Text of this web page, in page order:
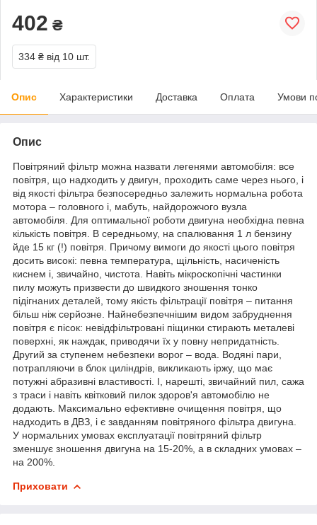
402 ₴
334 ₴ від 10 шт.
Опис Характеристики Доставка Оплата Умови
Опис
Повітряний фільтр можна назвати легенями автомобіля: все
повітря, що надходить у двигун, проходить саме через нього, і
від якості фільтра безпосередньо залежить нормальна робота
мотора – головного і, мабуть, найдорожчого вузла
автомобіля. Для оптимальної роботи двигуна необхідна певна
кількість повітря. В середньому, на спалювання 1 л бензину
йде 15 кг (!) повітря. Причому вимоги до якості цього повітря
досить високі: певна температура, щільність, насиченість
киснем і, звичайно, чистота. Навіть мікроскопічні частинки
пилу можуть призвести до швидкого зношення тонко
підігнаних деталей, тому якість фільтрації повітря – питання
більш ніж серйозне. Найнебезпечнішим видом забруднення
повітря є пісок: невідфільтровані піщинки стирають металеві
поверхні, як наждак, приводячи їх у повну непридатність.
Другий за ступенем небезпеки ворог – вода. Водяні пари,
потрапляючи в блок циліндрів, викликають іржу, що має
потужні абразивні властивості. І, нарешті, звичайний пил, сажа
з траси і навіть квітковий пилок здоров'я автомобілю не
додають. Максимально ефективне очищення повітря, що
надходить в ДВЗ, і є завданням повітряного фільтра двигуна.
У нормальних умовах експлуатації повітряний фільтр
зменшує зношення двигуна на 15-20%, а в складних умовах –
на 200%.
Приховати